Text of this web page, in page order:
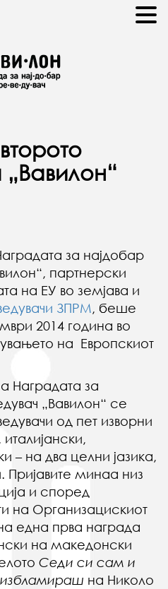
за најдобар
партнерски
на ЕУ во земјава и
ЗПРМ, беше
2014 година во
на Европскиот
Наградата за
„Вавилон“ се
од пет изворни
на два целни јазика,
Пријавите минаа низ
и според
на Организацискиот
една прва награда
на македонски
Седи си сам и
на Николо